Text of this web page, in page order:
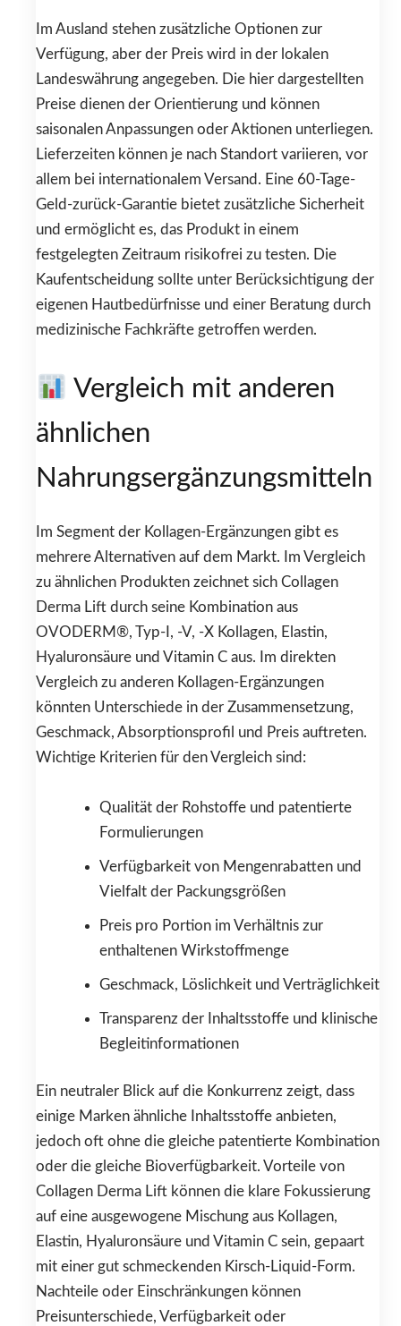
Im Ausland stehen zusätzliche Optionen zur
Verfügung, aber der Preis wird in der lokalen
Landeswährung angegeben. Die hier dargestellten
Preise dienen der Orientierung und können
saisonalen Anpassungen oder Aktionen unterliegen.
Lieferzeiten können je nach Standort variieren, vor
allem bei internationalem Versand. Eine 60-Tage-
Geld-zurück-Garantie bietet zusätzliche Sicherheit
und ermöglicht es, das Produkt in einem
festgelegten Zeitraum risikofrei zu testen. Die
Kaufentscheidung sollte unter Berücksichtigung der
eigenen Hautbedürfnisse und einer Beratung durch
medizinische Fachkräfte getroffen werden.
Vergleich mit anderen
ähnlichen
Nahrungsergänzungsmitteln
Im Segment der Kollagen-Ergänzungen gibt es
mehrere Alternativen auf dem Markt. Im Vergleich
zu ähnlichen Produkten zeichnet sich Collagen
Derma Lift durch seine Kombination aus
OVODERM®, Typ-I, -V, -X Kollagen, Elastin,
Hyaluronsäure und Vitamin C aus. Im direkten
Vergleich zu anderen Kollagen-Ergänzungen
könnten Unterschiede in der Zusammensetzung,
Geschmack, Absorptionsprofil und Preis auftreten.
Wichtige Kriterien für den Vergleich sind:
Qualität der Rohstoffe und patentierte
Formulierungen
Verfügbarkeit von Mengenrabatten und
Vielfalt der Packungsgrößen
Preis pro Portion im Verhältnis zur
enthaltenen Wirkstoffmenge
Geschmack, Löslichkeit und Verträglichkeit
Transparenz der Inhaltsstoffe und klinische
Begleitinformationen
Ein neutraler Blick auf die Konkurrenz zeigt, dass
einige Marken ähnliche Inhaltsstoffe anbieten,
jedoch oft ohne die gleiche patentierte Kombination
oder die gleiche Bioverfügbarkeit. Vorteile von
Collagen Derma Lift können die klare Fokussierung
auf eine ausgewogene Mischung aus Kollagen,
Elastin, Hyaluronsäure und Vitamin C sein, gepaart
mit einer gut schmeckenden Kirsch-Liquid-Form.
Nachteile oder Einschränkungen können
Preisunterschiede, Verfügbarkeit oder